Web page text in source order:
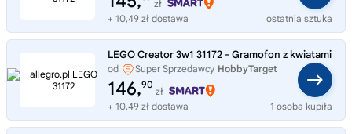
zł
+ 10,49 zł dostawa
ostatnia sztuka
LEGO Creator 3w1 31172 - Gramofon z kwiatami
od Super Sprzedawcy HobbyTarget
146,90
zł
+ 10,49 zł dostawa
1 osoba kupiła